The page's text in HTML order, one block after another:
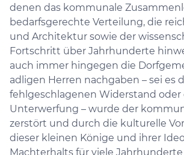
denen das kommunale
bedarfsgerechte Verteilung, die
und Architektur sowie der
Fortschritt über Jahrhunderte
auch immer hingegen die
adligen Herren nachgaben – sei es
fehlgeschlagenen Widerstand oder
Unterwerfung – wurde der
zerstört und durch die kulturelle
dieser kleinen Könige und ihrer
Machterhalts für viele